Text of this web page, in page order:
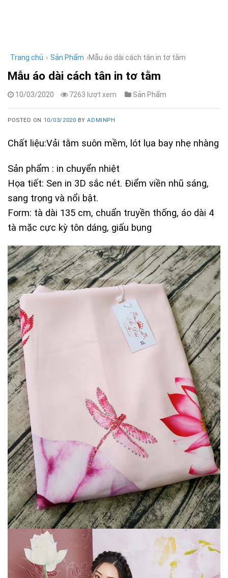
Trang chủ › Sản Phẩm ›Mẫu áo dài cách tân in tơ tằm
Mẫu áo dài cách tân in tơ tằm
10/03/2020 7263 lượt xem Sản Phẩm
POSTED ON 10/03/2020 BYADMINPH
Chất liệu:Vải tằm suôn mềm, lót lụa bay nhẹ nhàng
Sản phẩm : in chuyển nhiệt
Họa tiết: Sen in 3D sắc nét. Điểm viền nhũ sáng,
sang trọng và nổi bật.
Form: tà dài 135 cm, chuẩn truyền thống, áo dài 4
tà mặc cực kỳ tôn dáng, giấu bụng